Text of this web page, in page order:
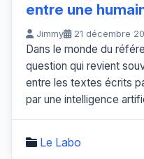
entre une
Jimmy 21 décembre
Dans le monde du
question qui revient
entre les textes écrits
par une intelligence
Le Labo